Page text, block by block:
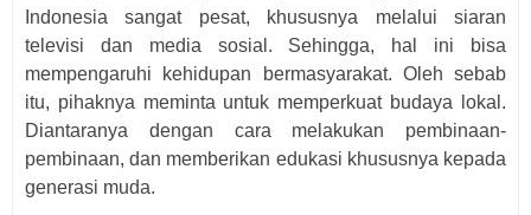
Indonesia sangat pesat, khususnya melalui siaran
televisi dan media sosial. Sehingga, hal ini bisa
mempengaruhi kehidupan bermasyarakat. Oleh sebab
itu, pihaknya meminta untuk memperkuat budaya lokal.
Diantaranya dengan cara melakukan pembinaan-
pembinaan, dan memberikan edukasi khususnya kepada
generasi muda.